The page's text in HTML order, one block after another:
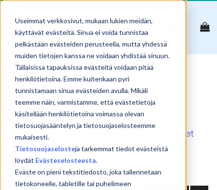
Useimmat verkkosivut, mukaan lukien meidän,
käyttävät evästeitä. Sinua ei voida tunnistaa
pelkästään evästeiden perusteella, mutta yhdessä
muiden tietojen kanssa ne voidaan yhdistää sinuun.
Tällaisissa tapauksissa evästeitä voidaan pitää
henkilötietoina. Emme kuitenkaan pyri
tunnistamaan sinua evästeiden avulla. Mikäli
teemme näin, varmistamme, että evästetietoja
käsitellään henkilötietoina voimassa olevan
tietosuojasääntelyn ja tietosuojaselosteemme
mukaisesti.
Tietosuojaselosteja tarkemmat tiedot evästeistä
löydät Evästeselosteesta.
Eväste on pieni tekstitiedosto, joka tallennetaan
tietokoneelle, tabletille tai puhelimeen
Skip
content
Valkotaulu
Reset
Show
products
Search: